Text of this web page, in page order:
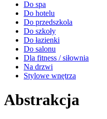
Do spa
Do hotelu
Do przedszkola
Do szkoły
Do łazienki
Do salonu
Dla fitness / siłownia
Na drzwi
Stylowe wnętrza
Abstrakcja